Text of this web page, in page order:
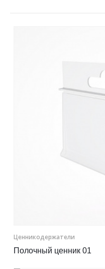
sale@plastikam.ru
Ценникодер­жа­те­ли
Полочный ценник 01